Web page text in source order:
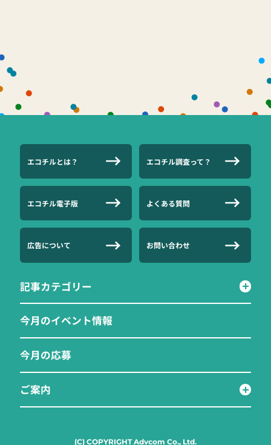
エコチルとは？ エコチル調査って？
エコチル電子版 よくある質問
広告について お問い合わせ
記事カテゴリー
今月のイベント情報
今月の応募
ご案内
(C) COPYRIGHT Advcom Co., Ltd.